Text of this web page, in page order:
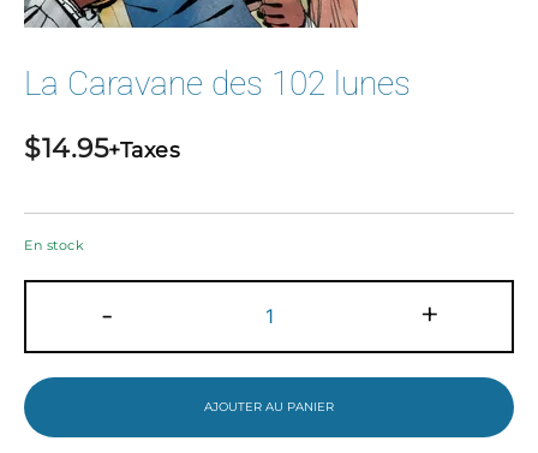
La Caravane des 102 lunes
$14.95+Taxes
En stock
-
de
Caravane
des
102
+
AJOUTER AU PANIER